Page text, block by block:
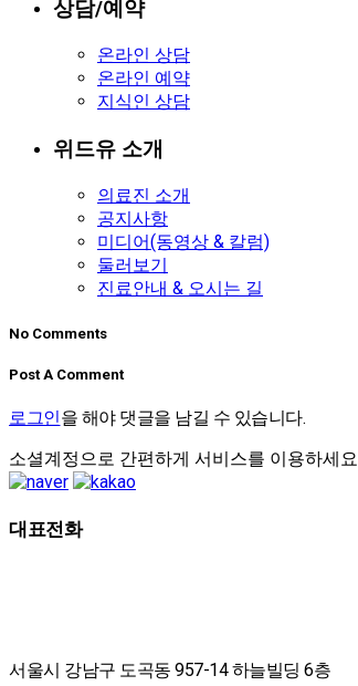
상담/예약
온라인 상담
온라인 예약
지식인 상담
위드유 소개
의료진 소개
공지사항
미디어(동영상 & 칼럼)
둘러보기
진료안내 & 오시는 길
No Comments
Post A Comment
로그인을 해야 댓글을 남길 수 있습니다.
소셜계정으로 간편하게 서비스를 이용하세요
대표전화
서울시 강남구 도곡동 957-14 하늘빌딩 6층